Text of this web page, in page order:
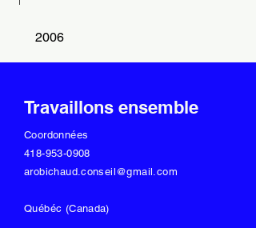
2006
Travaillons ensemble
Coordonnées
418-953-0908
arobichaud.conseil@gmail.com
Québéc (Canada)